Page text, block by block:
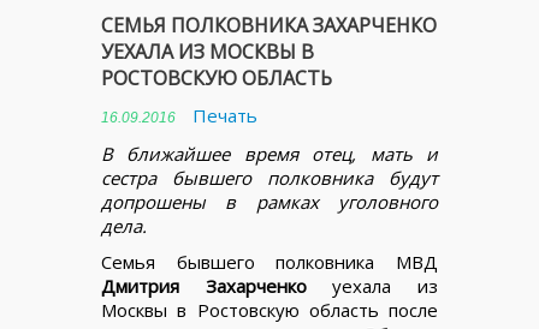
СЕМЬЯ ПОЛКОВНИКА ЗАХАРЧЕНКО
УЕХАЛА ИЗ МОСКВЫ В
РОСТОВСКУЮ ОБЛАСТЬ
16.09.2016
Печать
В ближайшее время отец, мать и
сестра бывшего полковника будут
допрошены в рамках уголовного
дела.
Семья бывшего полковника МВД
Дмитрия Захарченкоуехала из
Москвы в Ростовскую область после